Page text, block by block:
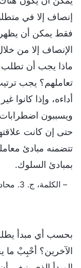
إنصاف إلا في
فقط يمكن أن يظهر
الإنصاف إلا من
ماذا يجب أن
تعاملهم؟ يجب
أداءه، وإذا كانوا
ويسببون
حتى إن كانت
تتضمنه مبادئ
بمبادئ السلوك.
–
بحسب أي مبدأ
الآخرين؟ أحْبِبْ ما